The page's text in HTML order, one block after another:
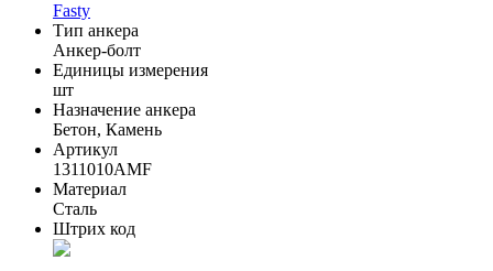
Fasty
Тип анкера
Анкер-болт
Единицы измерения
шт
Назначение анкера
Бетон, Камень
Артикул
1311010AMF
Материал
Сталь
Штрих код